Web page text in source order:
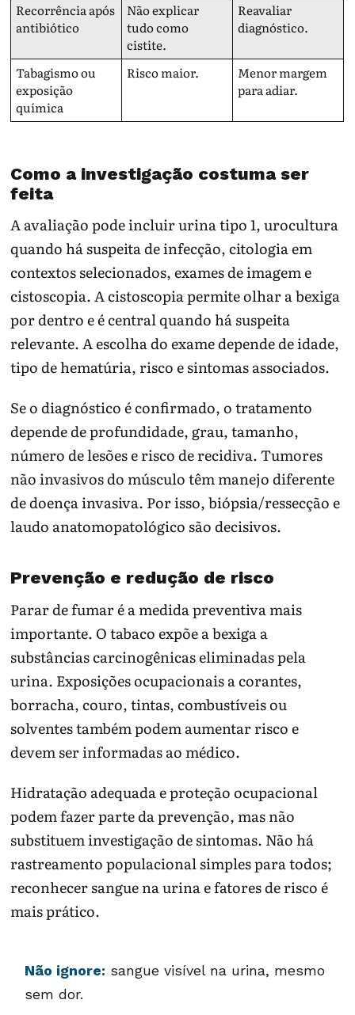
Recorrência após
antibiótico
Não explicar
tudo como
cistite.
Reavaliar
diagnóstico.
Tabagismo ou
exposição
química
Risco maior.
Menor margem
para adiar.
Como a investigação costuma ser
feita
A avaliação pode incluir urina tipo 1, urocultura
quando há suspeita de infecção, citologia em
contextos selecionados, exames de imagem e
cistoscopia. A cistoscopia permite olhar a bexiga
por dentro e é central quando há suspeita
relevante. A escolha do exame depende de idade,
tipo de hematúria, risco e sintomas associados.
Se o diagnóstico é confirmado, o tratamento
depende de profundidade, grau, tamanho,
número de lesões e risco de recidiva. Tumores
não invasivos do músculo têm manejo diferente
de doença invasiva. Por isso, biópsia/ressecção e
laudo anatomopatológico são decisivos.
Prevenção e redução de risco
Parar de fumar é a medida preventiva mais
importante. O tabaco expõe a bexiga a
substâncias carcinogênicas eliminadas pela
urina. Exposições ocupacionais a corantes,
borracha, couro, tintas, combustíveis ou
solventes também podem aumentar risco e
devem ser informadas ao médico.
Hidratação adequada e proteção ocupacional
podem fazer parte da prevenção, mas não
substituem investigação de sintomas. Não há
rastreamento populacional simples para todos;
reconhecer sangue na urina e fatores de risco é
mais prático.
Não ignore: sangue visível na urina, mesmo
sem dor.